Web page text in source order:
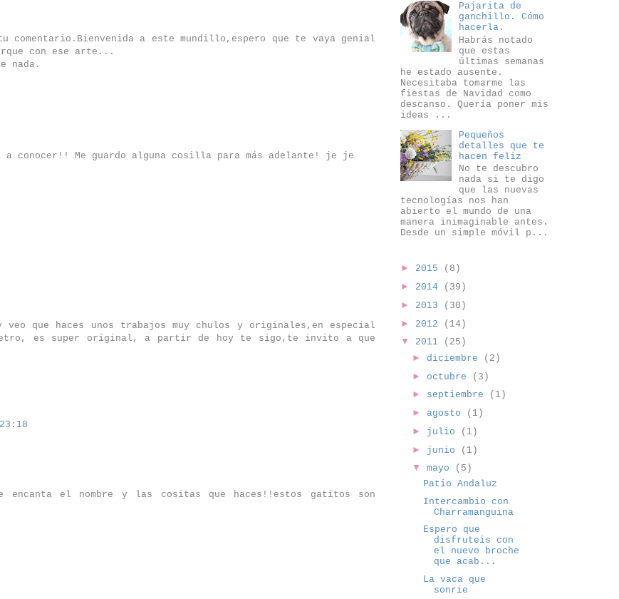
a este mundillo,espero que te vaya genial
con ese arte...
nada.
a conocer!! Me guardo alguna cosilla para más adelante! je je
que haces unos trabajos muy chulos y originales,en especial
es super original, a partir de hoy te sigo,te invito a que
el nombre y las cositas que haces!!estos gatitos son
Pajarita de
ganchillo. Cómo
hacerla.
Habrás notado
que estas
últimas semanas
he estado ausente.
Necesitaba tomarme las
fiestas de Navidad como
descanso. Quería poner mis
ideas ...
Pequeños
detalles que te
hacen feliz
No te descubro
nada si te digo
que las nuevas
tecnologías nos han
abierto el mundo de una
manera inimaginable antes.
Desde un simple móvil p...
► 2015
(8)
► 2014
(39)
► 2013
(30)
► 2012
(14)
▼ 2011
(25)
► diciembre
(2)
► octubre
(3)
► septiembre
(1)
► agosto
(1)
► julio
(1)
► junio
(1)
▼ mayo
(5)
Patio Andaluz
Intercambio con
Charramanguina
Espero que
disfruteis con
el nuevo broche
que acab...
La vaca que
sonrie